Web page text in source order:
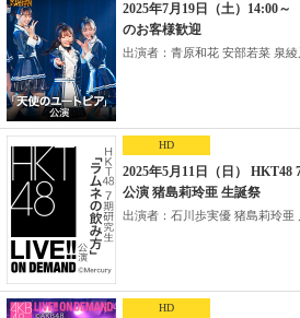
2025年7月19日（土）14:00
のお客様歓迎
出演者：青原和花 安部若菜 泉綾
HD
2025年5月11日（日） HKT48
公演 猪島莉玲亜 生誕祭
出演者：石川歩実優 猪島莉玲亜
HD